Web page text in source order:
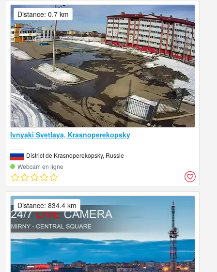
Ivnyaki Svetlaya, Krasnoperekopsky
District de Krasnoperekopsky, Russie
Webcam en ligne
Distance: 0.7 km
Distance: 834.4 km